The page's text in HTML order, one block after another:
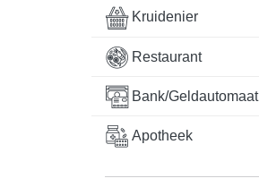
Kruidenier
Restaurant
Bank/Geldautomaat
Apotheek